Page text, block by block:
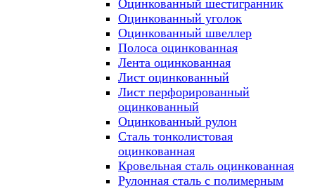
Оцинкованный шестигранник
Оцинкованный уголок
Оцинкованный швеллер
Полоса оцинкованная
Лента оцинкованная
Лист оцинкованный
Лист перфорированный
оцинкованный
Оцинкованный рулон
Сталь тонколистовая
оцинкованная
Кровельная сталь оцинкованная
Рулонная сталь с полимерным